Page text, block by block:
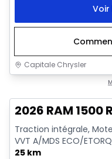
Voir
Capitale Chrysler
2026 RAM 1500
Traction intégrale,
VVT A/MDS ECO/
25 km